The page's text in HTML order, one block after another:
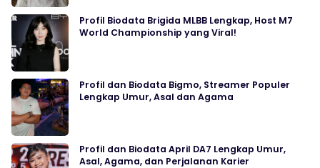
Profil Biodata Brigida MLBB Lengkap, Host M7
World Championship yang Viral!
Profil dan Biodata Bigmo, Streamer Populer
Lengkap Umur, Asal dan Agama
Profil dan Biodata April DA7 Lengkap Umur,
Asal, Agama, dan Perjalanan Karier